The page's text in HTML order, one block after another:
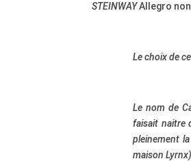
STEINWAYAllegro non
Le choix de
Le nom de
faisait naitre
pleinement
maison